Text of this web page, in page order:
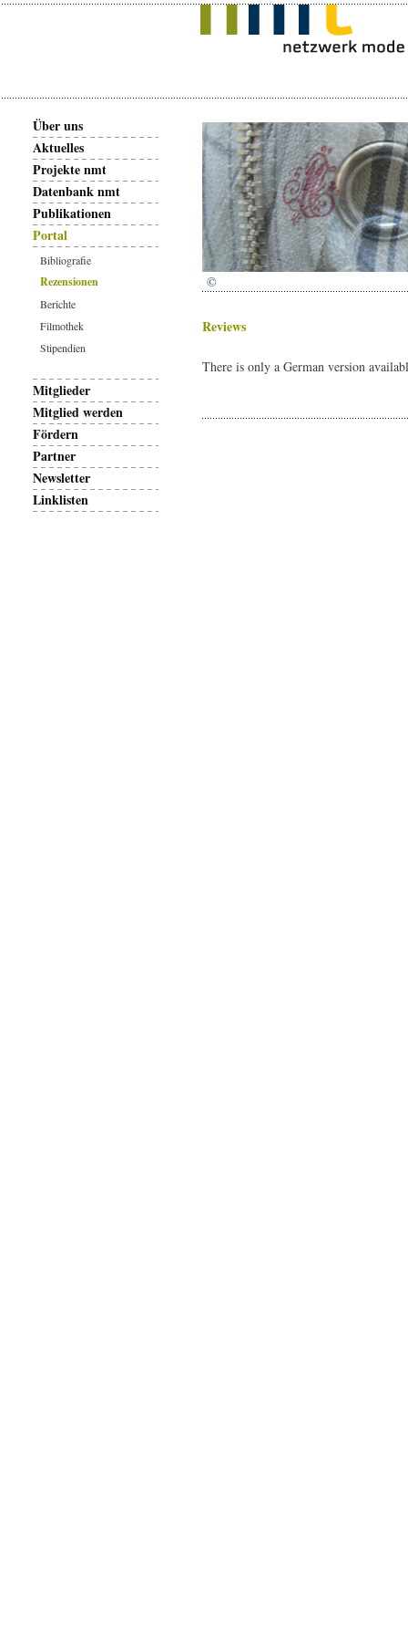
©
Reviews
There is only a German version
Über uns
Aktuelles
Projekte nmt
Datenbank nmt
Publikationen
Portal
Bibliografie
Rezensionen
Berichte
Filmothek
Stipendien
Mitglieder
Mitglied werden
Fördern
Partner
Newsletter
Linklisten